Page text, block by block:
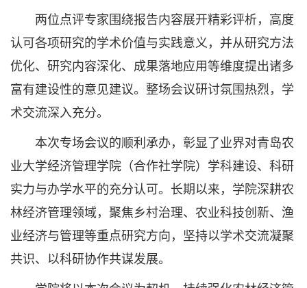
两位点评专家围绕报告内容展开精彩评析，高度
认可各项研究的学术价值与实践意义，并从研究方法
优化、研究内容深化、成果落地应用等维度提出诸多
富有建设性的意见建议。整场会议研讨氛围热烈，学
术交流深入充分。
本次专场会议的顺利承办，彰显了业界对青岛农
业大学经济管理学院（合作社学院）学科建设、科研
实力与办学水平的充分认可。长期以来，学院深耕农
林经济管理领域，聚焦乡村治理、农业科技创新、渔
业经济与管理等重点研究方向，坚持以学术交流凝聚
共识、以科研协作共谋发展。